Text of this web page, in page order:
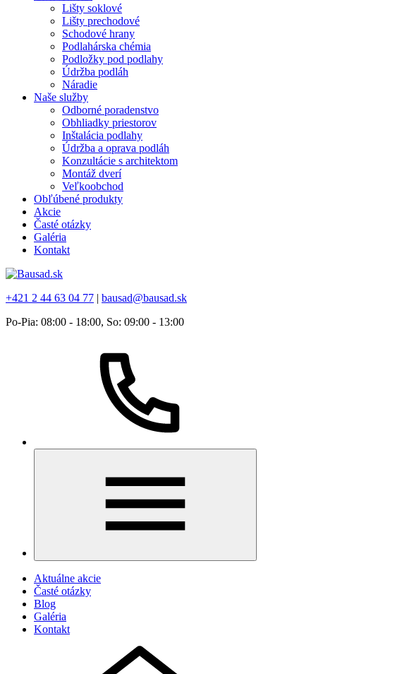
Lišty soklové
Lišty prechodové
Schodové hrany
Podlahárska chémia
Podložky pod podlahy
Údržba podláh
Náradie
Naše služby
Odborné poradenstvo
Obhliadky priestorov
Inštalácia podlahy
Údržba a oprava podláh
Konzultácie s architektom
Montáž dverí
Veľkoobchod
Obľúbené produkty
Akcie
Časté otázky
Galéria
Kontakt
+421 2 44 63 04 77 | bausad@bausad.sk
Po-Pia: 08:00 - 18:00, So: 09:00 - 13:00
Aktuálne akcie
Časté otázky
Blog
Galéria
Kontakt